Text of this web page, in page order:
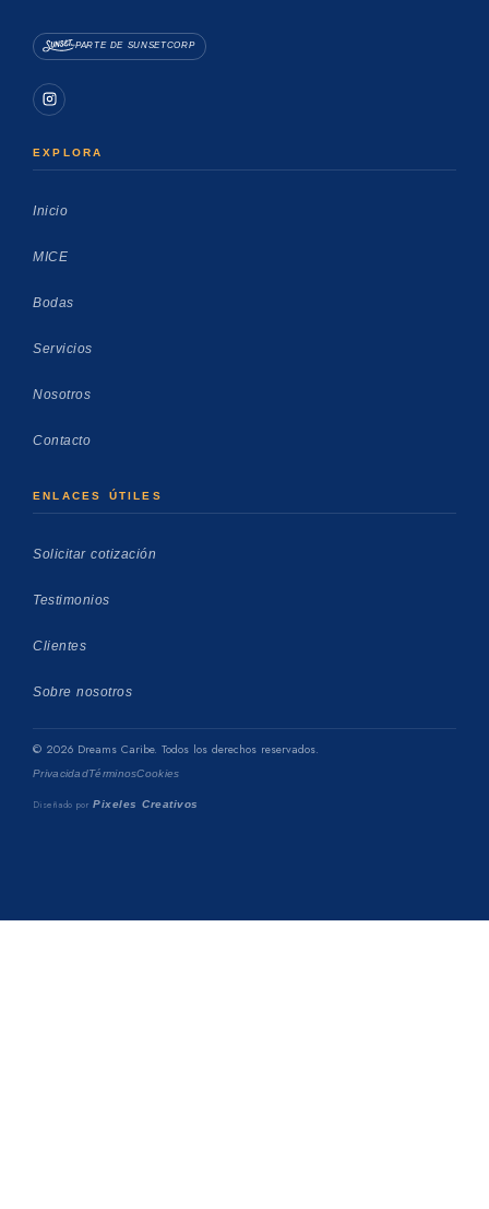
PARTE DE SUNSETCORP
EXPLORA
Inicio
MICE
Bodas
Servicios
Nosotros
Contacto
ENLACES ÚTILES
Solicitar cotización
Testimonios
Clientes
Sobre nosotros
© 2026 Dreams Caribe. Todos los derechos reservados.
PrivacidadTérminosCookies
Diseñado porPixeles Creativos